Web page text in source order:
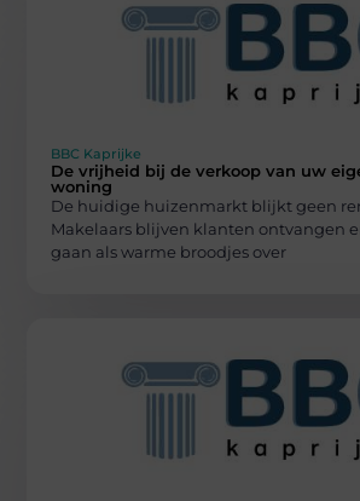
BBC Kaprijke
De vrijheid bij de verkoop van uw
woning
De huidige huizenmarkt blijkt geen
Makelaars blijven klanten ontvangen
gaan als warme broodjes over